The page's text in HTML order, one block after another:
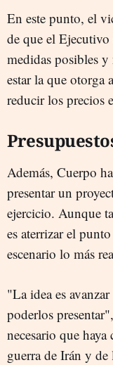
En este punto, el
de que el Ejecutivo
medidas posibles y
estar la que otorga
reducir los precios
Además, Cuerpo
presentar un
ejercicio. Aunque
es aterrizar el
escenario lo más
"La idea es
poderlos
necesario que
guerra de Irán y de